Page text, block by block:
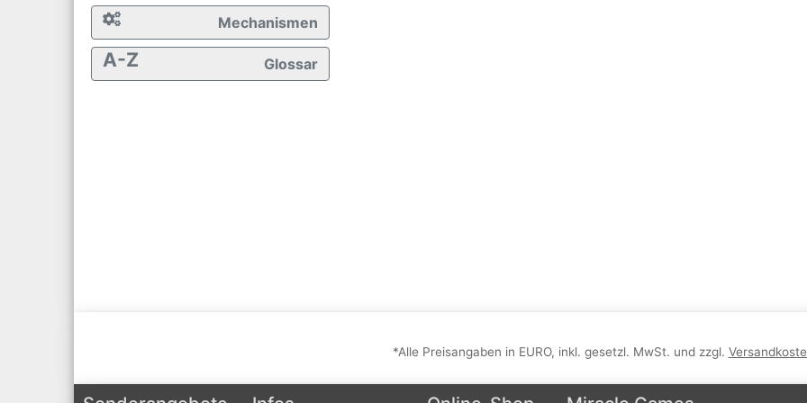
Mechanismen
A-Z Glossar
*Alle Preisangaben in EURO, inkl. gesetzl. MwSt. und zzgl.